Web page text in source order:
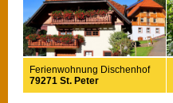
Ferienwohnung Dischenhof
79271 St. Peter